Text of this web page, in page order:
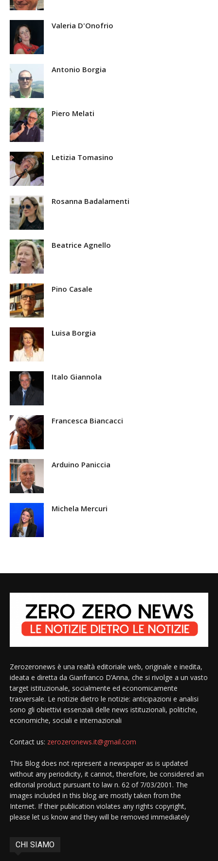
Valeria D'Onofrio
Antonio Borgia
Piero Melati
Letizia Tomasino
Rosanna Badalamenti
Beatrice Agnello
Pino Casale
Luisa Borgia
Italo Giannola
Francesca Biancacci
Arduino Paniccia
Michela Mercuri
Zerozeronews è una realtà editoriale web, originale e inedita,
ideata e diretta da Gianfranco D’Anna, che si rivolge a un vasto
target istituzionale, socialmente ed economicamente
trasversale. Le notizie dietro le notizie: anticipazioni e analisi
sono gli obiettivi essenziali delle news istituzionali, politiche,
economiche, sociali e internazionali
Contact us: zerozeronews.it@gmail.com
This Blog does not represent a newspaper as is updated
without any periodicity, it cannot, therefore, be considered an
editorial product pursuant to law n. 62 of 7/03/2001. The
images included in this blog are mostly taken from the
Internet. If their publication violates any rights copyright,
please let us know and they will be removed immediately
CHI SIAMO